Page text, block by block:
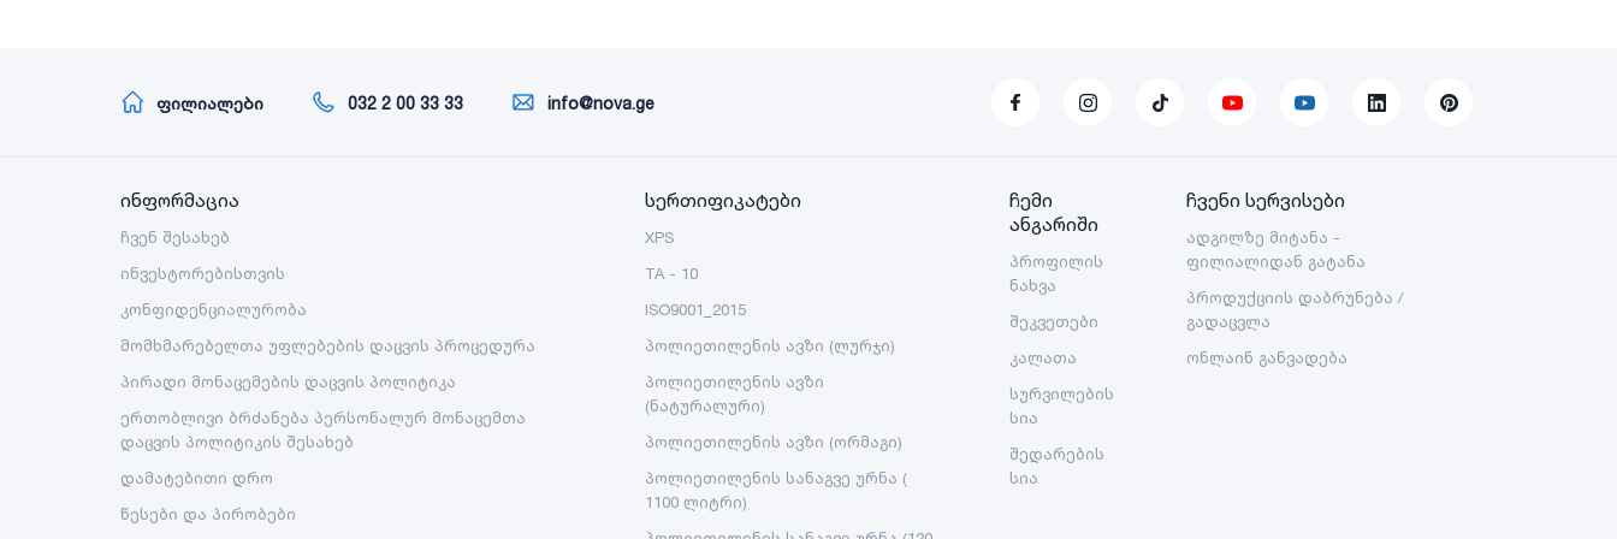
ფილიალები 032 2 00 33 33 info@nova.ge
ინფორმაცია
ჩვენ შესახებ
ინვესტორებისთვის
კონფიდენციალურობა
მომხმარებელთა უფლებების დაცვის პროცედურა
პირადი მონაცემების დაცვის პოლიტიკა
ერთობლივი ბრძანება პერსონალურ მონაცემთა
დაცვის პოლიტიკის შესახებ
დამატებითი დრო
წესები და პირობები
სერთიფიკატები
XPS
TA - 10
ISO9001_2015
პოლიეთილენის ავზი (ლურჯი)
პოლიეთილენის ავზი
(ნატურალური)
პოლიეთილენის ავზი (ორმაგი)
პოლიეთილენის სანაგვე ურნა (
1100 ლიტრი)
ჩემი
ანგარიში
პროფილის
ნახვა
შეკვეთები
კალათა
სურვილების
სია
შედარების
სია
ჩვენი სერვისები
ადგილზე მიტანა -
ფილიალიდან გატანა
პროდუქციის დაბრუნება /
გადაცვლა
ონლაინ განვადება